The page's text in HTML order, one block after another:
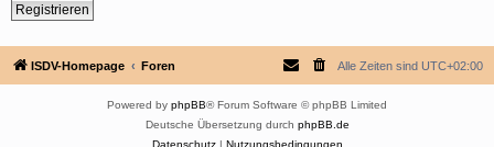
Registrieren
ISDV-Homepage Foren Alle Zeiten sind UTC+02:00
Powered by phpBB® Forum Software © phpBB Limited
Deutsche Übersetzung durch phpBB.de
Datenschutz| Nutzungsbedingungen